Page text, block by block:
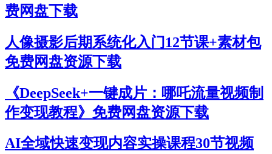
费网盘下载
人像摄影后期系统化入门12节课+素材包
免费网盘资源下载
《DeepSeek+一键成片：哪吒流量视频制
作变现教程》免费网盘资源下载
AI全域快速变现内容实操课程30节视频